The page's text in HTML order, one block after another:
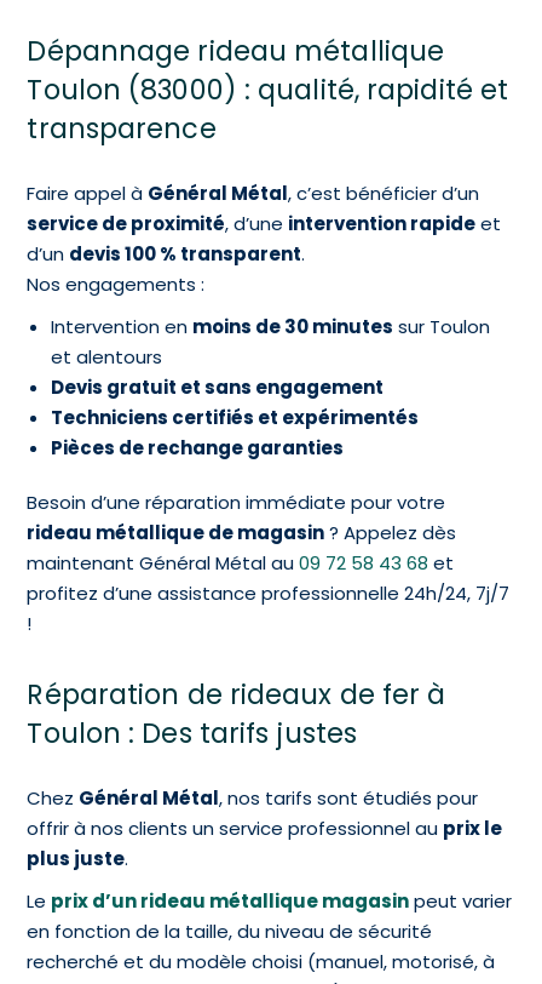
Dépannage rideau métallique
Toulon (83000) : qualité, rapidité et
transparence
Faire appel à Général Métal, c’est bénéficier d’un
service de proximité, d’une intervention rapideet
d’un devis 100 % transparent.
Nos engagements :
Intervention en moins de 30 minutes sur Toulon
et alentours
Devis gratuit et sans engagement
Techniciens certifiés et expérimentés
Pièces de rechange garanties
Besoin d’une réparation immédiate pour votre
rideau métallique de magasin? Appelez dès
maintenant Général Métal au09 72 58 43 68 et
profitez d’une assistance professionnelle 24h/24, 7j/7
!
Réparation de rideaux de fer à
Toulon : Des tarifs justes
Chez Général Métal, nos tarifs sont étudiés pour
offrir à nos clients un service professionnel au prix le
plus juste.
Le prix d’un rideau métallique magasinpeut varier
en fonction de la taille, du niveau de sécurité
recherché et du modèle choisi (manuel, motorisé, à